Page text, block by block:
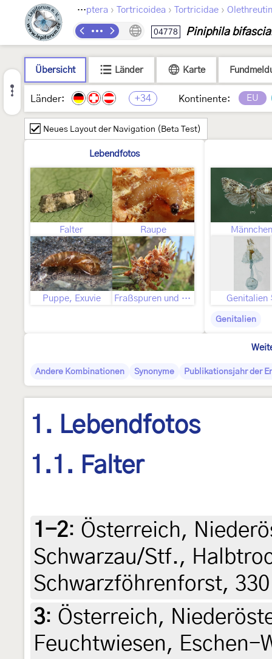
Lepidoptera › Tortricoidea › Tortricidae ›
04778 Piniphila
Übersicht Länder Karte
Länder: +34 Kontinente: EU
Neues Layout der Navigation (Beta Test)
Lebendfotos
Falter Raupe
Puppe, Exuvie Fraßspuren und Befallsbild
Männchen
Genitalien
Genitalien
Andere Kombinationen Synonyme Publikationsjahr der
1. Lebendfotos
1.1. Falter
1-2: Österreich,
Schwarzau/Stf.,
Schwarzföhrenforst,
3: Österreich,
Feuchtwiesen,